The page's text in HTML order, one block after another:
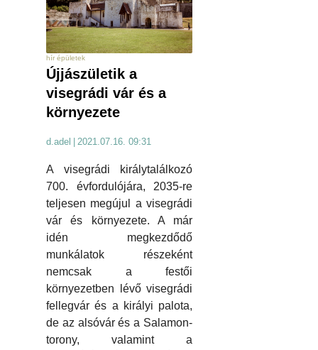
hír épületek
Újjászületik a
visegrádi vár és a
környezete
d.adel 2021.07.16. 09:31
A visegrádi királytalálkozó
700. évfordulójára, 2035-re
teljesen megújul a visegrádi
vár és környezete. A már
idén megkezdődő
munkálatok részeként
nemcsak a festői
környezetben lévő visegrádi
fellegvár és a királyi palota,
de az alsóvár és a Salamon-
torony, valamint a